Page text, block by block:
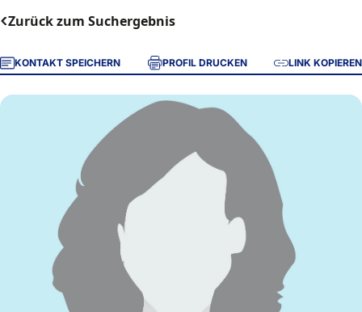
Zurück zum Suchergebnis
KONTAKT SPEICHERN PROFIL DRUCKEN LINK KOPIEREN